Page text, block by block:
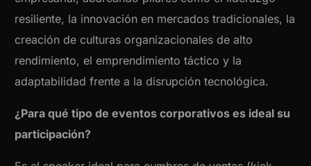
resiliente, la innovación en mercados tradicionales, la
creación de culturas organizacionales de alto
rendimiento, el emprendimiento táctico y la
adaptabilidad frente a la disrupción tecnológica.
¿Para qué tipo de eventos corporativos es ideal su
participación?